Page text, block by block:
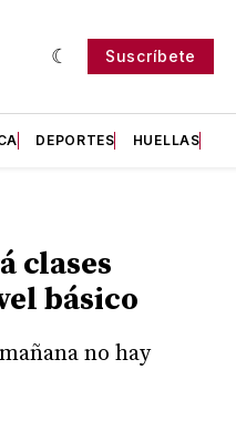
Suscríbete
DEPORTES HUELLAS
clases
básico
no hay